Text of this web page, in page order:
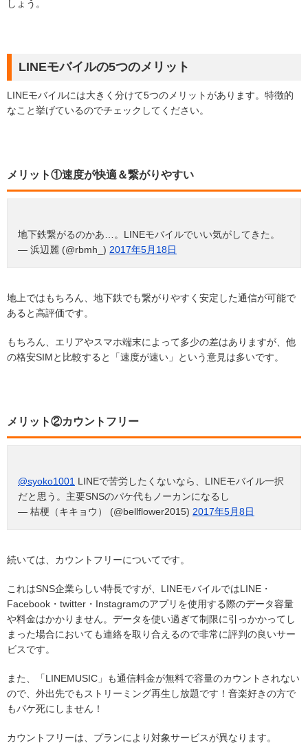
しょう。
LINEモバイルの5つのメリット
LINEモバイルには大きく分けて5つのメリットがあります。特徴的
なこと挙げているのでチェックしてください。
メリット①速度が快適＆繋がりやすい
地下鉄繋がるのかあ…。LINEモバイルでいい気がしてきた。
— 浜辺麗 (@rbmh_) 2017年5月18日
地上ではもちろん、地下鉄でも繋がりやすく安定した通信が可能で
あると高評価です。
もちろん、エリアやスマホ端末によって多少の差はありますが、他
の格安SIMと比較すると「速度が速い」という意見は多いです。
メリット②カウントフリー
@syoko1001 LINEで苦労したくないなら、LINEモバイル一択
だと思う。主要SNSのパケ代もノーカンになるし
— 桔梗（キキョウ） (@bellflower2015) 2017年5月8日
続いては、カウントフリーについてです。
これはSNS企業らしい特長ですが、LINEモバイルではLINE・
Facebook・twitter・Instagramのアプリを使用する際のデータ容量
や料金はかかりません。データを使い過ぎて制限に引っかかってし
まった場合においても連絡を取り合えるので非常に評判の良いサー
ビスです。
また、「LINEMUSIC」も通信料金が無料で容量のカウントされない
ので、外出先でもストリーミング再生し放題です！音楽好きの方で
もパケ死にしません！
カウントフリーは、プランにより対象サービスが異なります。